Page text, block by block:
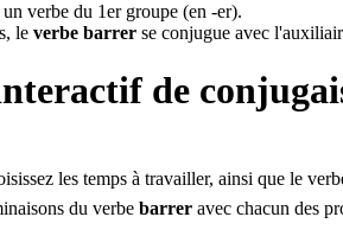
un verbe du 1er groupe (en -er).
le verbe barrer se conjugue avec
de
les temps à travailler, ainsi que le
du verbe barrer avec chacun des